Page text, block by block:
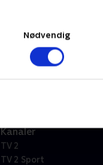
Nødvendig
Kanaler
TV 2
TV 2 Sport